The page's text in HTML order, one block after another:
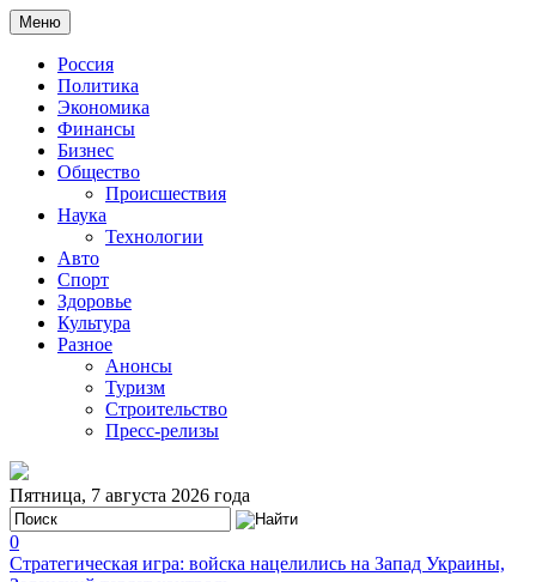
Меню
Россия
Политика
Экономика
Финансы
Бизнес
Общество
Происшествия
Наука
Технологии
Авто
Спорт
Здоровье
Культура
Разное
Анонсы
Туризм
Строительство
Пресс-релизы
Пятница, 7 августа 2026 года
0
Стратегическая игра: войска нацелились на Запад Украины,